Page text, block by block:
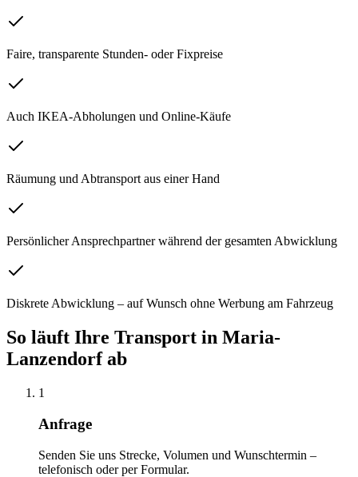
Faire, transparente Stunden- oder Fixpreise
Auch IKEA-Abholungen und Online-Käufe
Räumung und Abtransport aus einer Hand
Persönlicher Ansprechpartner während der gesamten Abwicklung
Diskrete Abwicklung – auf Wunsch ohne Werbung am Fahrzeug
So läuft Ihre Transport in Maria-
Lanzendorfab
1
Anfrage
Senden Sie uns Strecke, Volumen und Wunschtermin –
telefonisch oder per Formular.